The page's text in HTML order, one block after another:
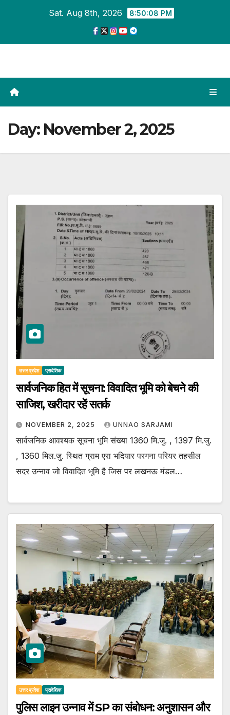
Sat. Aug 8th, 2026 8:50:09 PM
Day: November 2, 2025
उत्तर प्रदेश प्रादेशिक
सार्वजनिक हित में सूचना: विवादित भूमि को बेचने की
साजिश, खरीदार रहें सतर्क
NOVEMBER 2, 2025 UNNAO SARJAMI
सार्वजनिक आवश्यक सूचना भूमि संख्या 1360 मि.जु. , 1397 मि.जु.
, 1360 मिल.जु. स्थित ग्राम एरा भदियार परगना परियर तहसील
सदर उन्नाव जो विवादित भूमि है जिस पर लखनऊ मंडल…
उत्तर प्रदेश प्रादेशिक
पुलिस लाइन उन्नाव में SP का संबोधन: अनुशासन और